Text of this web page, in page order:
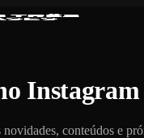
Instagram
conteúdos e